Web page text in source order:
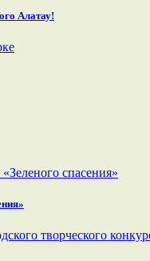
Алатау!